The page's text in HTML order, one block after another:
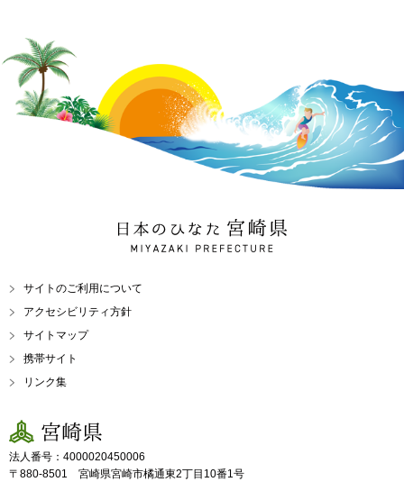
日本のひなた 宮崎県
MIYAZAKI PREFECTURE
サイトのご利用について
アクセシビリティ方針
サイトマップ
携帯サイト
リンク集
宮崎県
法人番号：4000020450006
〒880-8501 宮崎県宮崎市橘通東2丁目10番1号